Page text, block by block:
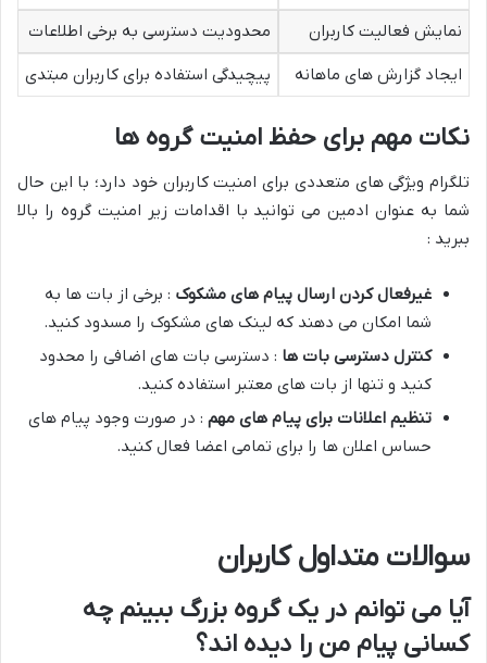
نمایش فعالیت کاربران
محدودیت دسترسی به برخی اطلاعات
ایجاد گزارش های ماهانه
پیچیدگی استفاده برای کاربران مبتدی
نکات مهم برای حفظ امنیت گروه ها
تلگرام ویژگی های متعددی برای امنیت کاربران خود دارد؛ با این حال
شما به عنوان ادمین می توانید با اقدامات زیر امنیت گروه را بالا
ببرید :
غیرفعال کردن ارسال پیام های مشکوک : برخی از بات ها به
شما امکان می دهند که لینک های مشکوک را مسدود کنید.
کنترل دسترسی بات ها : دسترسی بات های اضافی را محدود
کنید و تنها از بات های معتبر استفاده کنید.
تنظیم اعلانات برای پیام های مهم : در صورت وجود پیام های
حساس اعلان ها را برای تمامی اعضا فعال کنید.
سوالات متداول کاربران
آیا می توانم در یک گروه بزرگ ببینم چه
کسانی پیام من را دیده اند؟